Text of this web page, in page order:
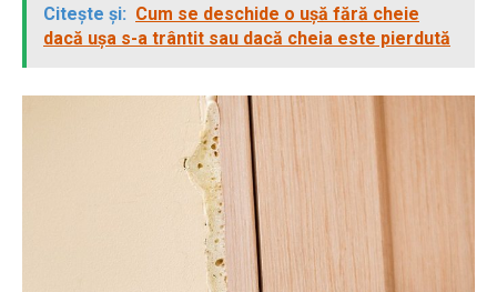
Citește și: Cum se deschide o ușă fără cheie
dacă ușa s-a trântit sau dacă cheia este pierdută